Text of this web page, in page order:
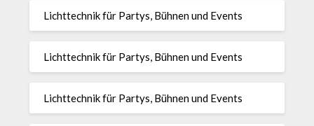
Lichttechnik für Partys, Bühnen und Events
Lichttechnik für Partys, Bühnen und Events
Lichttechnik für Partys, Bühnen und Events